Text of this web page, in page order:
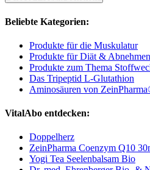
Beliebte Kategorien:
Produkte für die Muskulatur
Produkte für Diät &
Produkte zum Thema
Das Tripeptid L-Glutathion
Aminosäuren von
VitalAbo entdecken:
Doppelherz
ZeinPharma Coenzym Q10
Yogi Tea Seelenbalsam Bio